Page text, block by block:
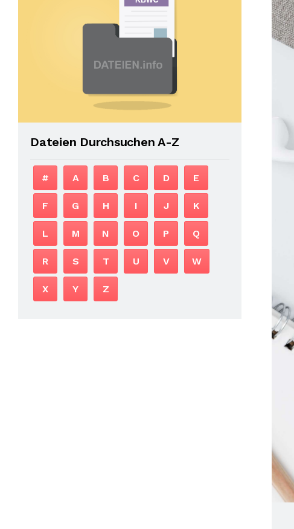
Dateien Durchsuchen A-Z
# A B C D E
F G H I J K
L M N O P Q
R S T U V W
X Y Z